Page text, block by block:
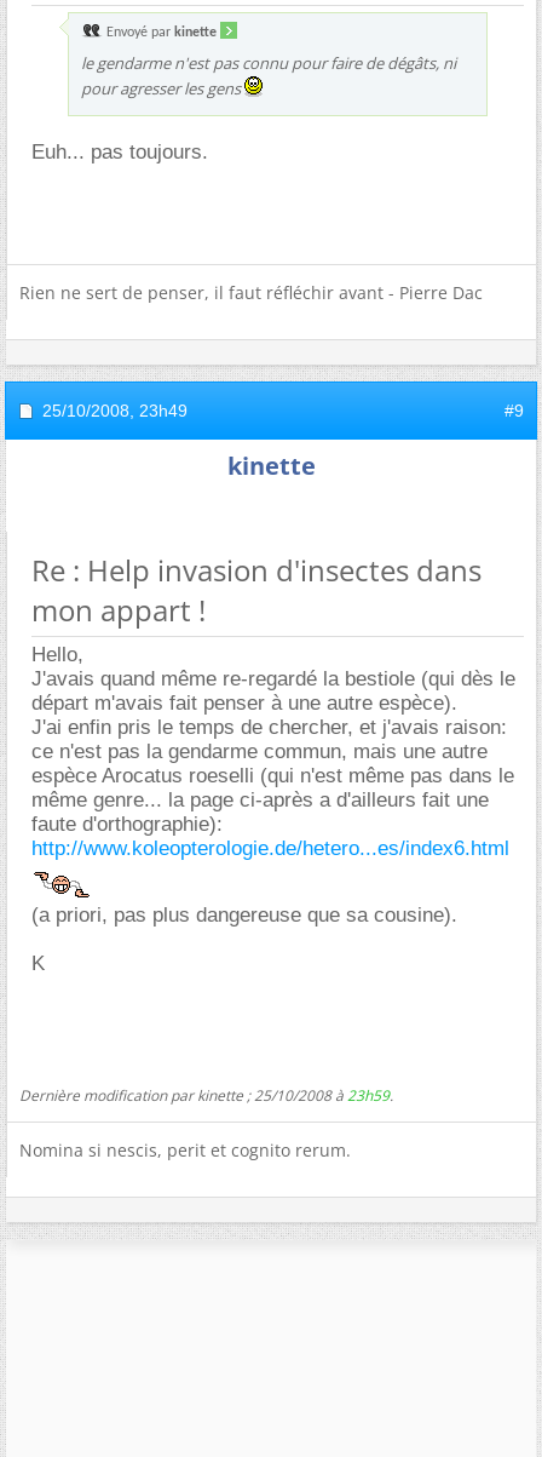
Envoyé par kinette
le gendarme n'est pas connu pour faire de dégâts, ni
pour agresser les gens
Euh... pas toujours.
Rien ne sert de penser, il faut réfléchir avant - Pierre Dac
25/10/2008, 23h49 #9
kinette
Re : Help invasion d'insectes dans
mon appart !
Hello,
J'avais quand même re-regardé la bestiole (qui dès le
départ m'avais fait penser à une autre espèce).
J'ai enfin pris le temps de chercher, et j'avais raison:
ce n'est pas la gendarme commun, mais une autre
espèce Arocatus roeselli (qui n'est même pas dans le
même genre... la page ci-après a d'ailleurs fait une
faute d'orthographie):
http://www.koleopterologie.de/hetero...es/index6.html
(a priori, pas plus dangereuse que sa cousine).
K
Dernière modification par kinette ; 25/10/2008 à23h59.
Nomina si nescis, perit et cognito rerum.